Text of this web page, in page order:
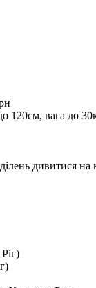
120см, вага до
дивитися на